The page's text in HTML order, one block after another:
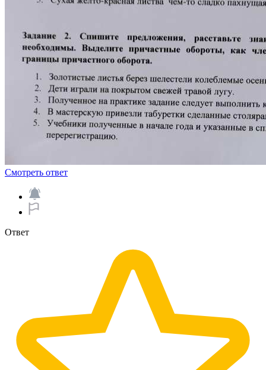
Смотреть ответ
Ответ